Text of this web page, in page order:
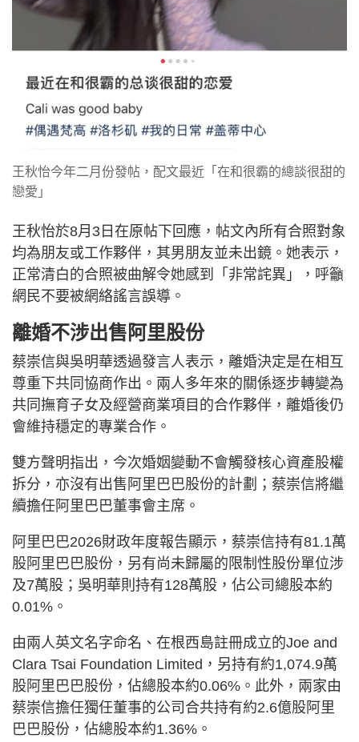
王秋怡今年二月份發帖，配文最近「在和很霸的總談很甜的
戀愛」
王秋怡於8月3日在原帖下回應，帖文內所有合照對象
均為朋友或工作夥伴，其男朋友並未出鏡。她表示，
正常清白的合照被曲解令她感到「非常詫異」，呼籲
網民不要被網絡謠言誤導。
離婚不涉出售阿里股份
蔡崇信與吳明華透過發言人表示，離婚決定是在相互
尊重下共同協商作出。兩人多年來的關係逐步轉變為
共同撫育子女及經營商業項目的合作夥伴，離婚後仍
會維持穩定的專業合作。
雙方聲明指出，今次婚姻變動不會觸發核心資產股權
拆分，亦沒有出售阿里巴巴股份的計劃；蔡崇信將繼
續擔任阿里巴巴董事會主席。
阿里巴巴2026財政年度報告顯示，蔡崇信持有81.1萬
股阿里巴巴股份，另有尚未歸屬的限制性股份單位涉
及7萬股；吳明華則持有128萬股，佔公司總股本約
0.01%。
由兩人英文名字命名、在根西島註冊成立的Joe and
Clara Tsai Foundation Limited，另持有約1,074.9萬
股阿里巴巴股份，佔總股本約0.06%。此外，兩家由
蔡崇信擔任獨任董事的公司合共持有約2.6億股阿里
巴巴股份，佔總股本約1.36%。